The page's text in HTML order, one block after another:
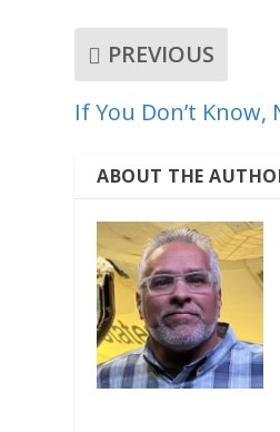
PREVIOUS
If You Don’t Know,
ABOUT THE